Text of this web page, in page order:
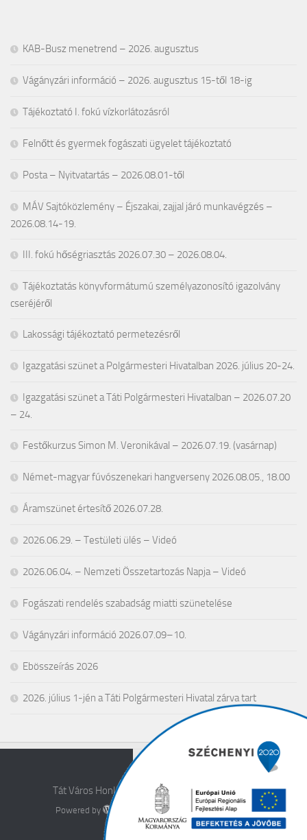
KAB-Busz menetrend – 2026. augusztus
Vágányzári információ – 2026. augusztus 15-től 18-ig
Tájékoztató I. fokú vízkorlátozásról
Felnőtt és gyermek fogászati ügyelet tájékoztató
Posta – Nyitvatartás – 2026.08.01-től
MÁV Sajtóközlemény – Éjszakai, zajjal járó munkavégzés –
2026.08.14-19.
III. fokú hőségriasztás 2026.07.30 – 2026.08.04.
Tájékoztatás könyvformátumú személyazonosító igazolvány
cseréjéről
Lakossági tájékoztató permetezésről
Igazgatási szünet a Polgármesteri Hivatalban 2026. július 20-24.
Igazgatási szünet a Táti Polgármesteri Hivatalban – 2026.07.20
– 24.
Festőkurzus Simon M. Veronikával – 2026.07.19. (vasárnap)
Német-magyar fúvószenekari hangverseny 2026.08.05., 18.00
Áramszünet értesítő 2026.07.28.
2026.06.29. – Testületi ülés – Videó
2026.06.04. – Nemzeti Összetartozás Napja – Videó
Fogászati rendelés szabadság miatti szünetelése
Vágányzári információ 2026.07.09–10.
Ebösszeírás 2026
2026. július 1-jén a Táti Polgármesteri Hivatal zárva tart
Tát Város Honlapja © 2026. All Rights Reserved.
Powered by - Designed with theHueman theme